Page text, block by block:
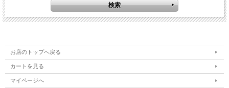
お店のトップへ戻る
カートを見る
マイページへ